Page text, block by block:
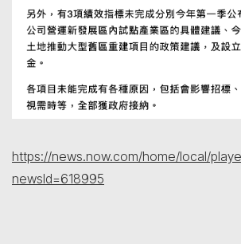
https://news.now.com/home/local/
newsId=618995